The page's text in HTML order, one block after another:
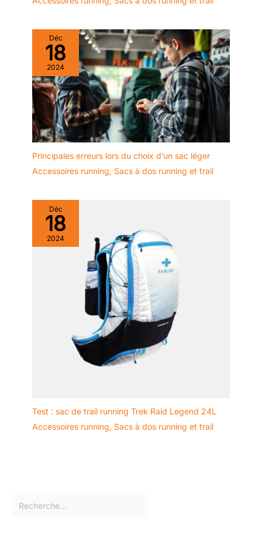
Déc
18
2024
Principales erreurs lors du choix d’un sac léger
Accessoires running, Sacs à dos running et trail
Déc
18
2024
Test : sac de trail running Trek Raid Legend 24L
Accessoires running, Sacs à dos running et trail